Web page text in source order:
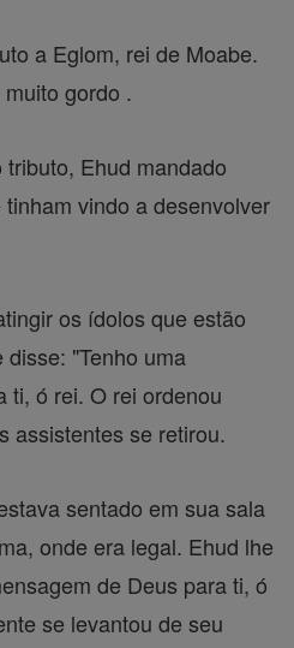
a Eglom, rei de Moabe.
gordo .
Ehud mandado
vindo a desenvolver
os ídolos que estão
"Tenho uma
ti, ó rei. O rei ordenou
assistentes se retirou.
sentado em sua sala
onde era legal. Ehud lhe
de Deus para ti, ó
se levantou de seu